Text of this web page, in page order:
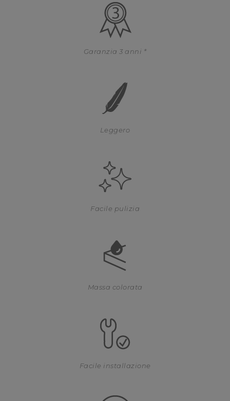
Garanzia 3 anni *
Leggero
Facile pulizia
Massa colorata
Facile installazione